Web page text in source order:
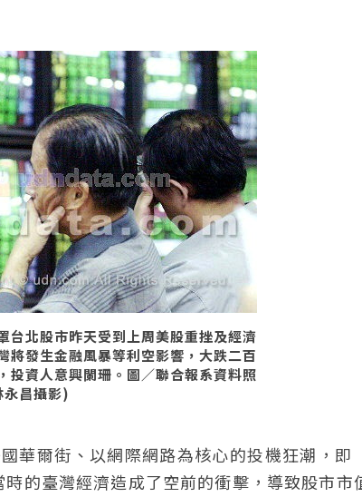
台北股市昨天受到上周美股重挫及經濟
將發生金融風暴等利空影響，大跌二百
投資人意興闌珊。圖／聯合報系資料照
昌攝影)
華爾街、以網際網路為核心的投機狂潮，即
的臺灣經濟造成了空前的衝擊，導致股市市